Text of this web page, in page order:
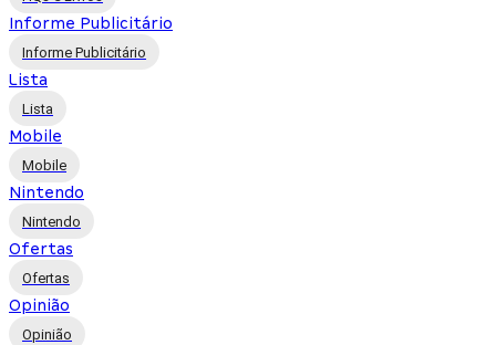
Informe Publicitário
Informe Publicitário
Lista
Lista
Mobile
Mobile
Nintendo
Nintendo
Ofertas
Ofertas
Opinião
Opinião